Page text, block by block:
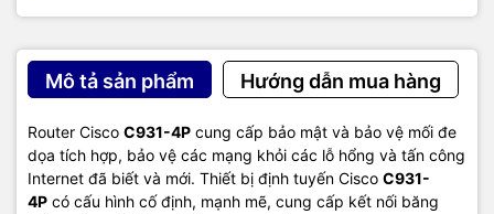
Mô tả sản phẩm Hướng dẫn mua hàng
Router Cisco C931-4P cung cấp bảo mật và bảo vệ mối đe
dọa tích hợp, bảo vệ các mạng khỏi các lỗ hổng và tấn công
Internet đã biết và mới. Thiết bị định tuyến Cisco C931-
4P có cấu hình cố định, mạnh mẽ, cung cấp kết nối băng
- Link Fragmentation and Interleaving (LFI)
- Resource Reservation Protocol (RSVP)
- Real-Time Transport Protocol (RTP) header
- Differentiated Services (DiffServ)
- QoS preclassify and prefragmentation